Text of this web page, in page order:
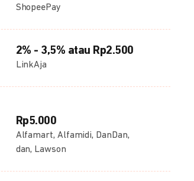
ShopeePay
2% - 3,5% atau Rp2.500
LinkAja
Rp5.000
Alfamart, Alfamidi, DanDan,
dan, Lawson